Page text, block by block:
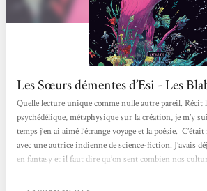
Les Sœurs démentes d’Esi - Les
Quelle lecture unique comme nulle autre pareil. Récit
psychédélique, métaphysique sur la création, je m’y
temps j’en ai aimé l’étrange voyage et la poésie.
avec une autrice indienne de science-fiction. J’avais
en fantasy et il faut dire qu’on sent combien nos
penser, de développer un raisonnement, sont loin des